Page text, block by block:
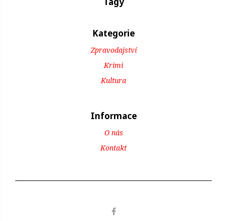
Kategorie
Zpravodajství
Krimi
Kultura
Informace
O nás
Kontakt